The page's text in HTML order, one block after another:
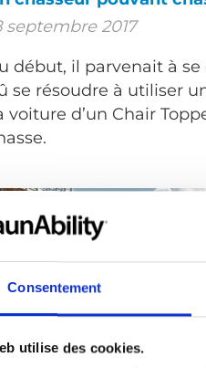
Consentement
utilise des cookies.
septembre 2017
début, il parvenait à se
se résoudre à utiliser
voiture d’un Chair